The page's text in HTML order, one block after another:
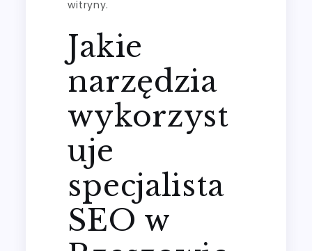
witryny.
Jakie
narzędzia
wykorzyst
uje
specjalista
SEO w